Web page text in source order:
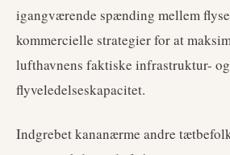
igangværende spænding mellem
kommercielle strategier for at
lufthavnens faktiske infrastruktur- og
flyveledelseskapacitet.
Indgrebet kananærme andre